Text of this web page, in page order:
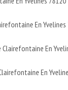
En Yvelines
En
En